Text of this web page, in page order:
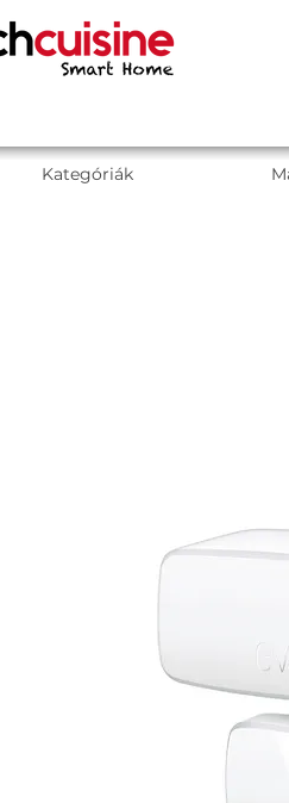
Kategóriák